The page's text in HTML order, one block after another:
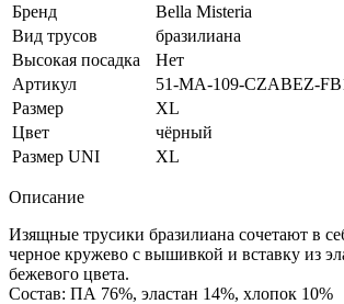
Бренд
Bella Misteria
Вид трусов
бразилиана
Высокая посадка
Нет
Артикул
51-MA-109-CZABEZ-
Размер
XL
Цвет
чёрный
Размер UNI
XL
Описание
Изящные трусики бразилиана сочетают в
черное кружево с вышивкой и вставку из
бежевого цвета.
Состав: ПА 76%, эластан 14%, хлопок 10%